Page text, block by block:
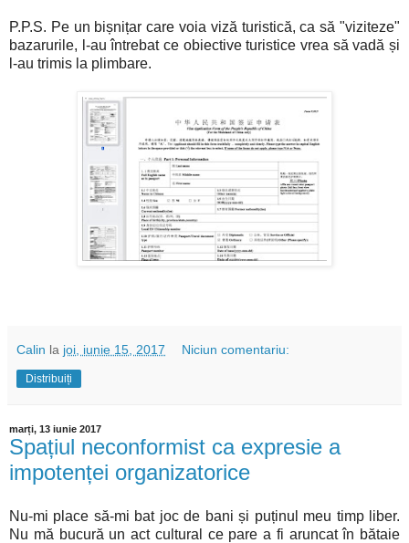
P.P.S. Pe un bișnițar care voia viză turistică, ca să "viziteze"
bazarurile, l-au întrebat ce obiective turistice vrea să vadă și
l-au trimis la plimbare.
Calin la joi, iunie 15, 2017 Niciun comentariu:
Distribuiți
marți, 13 iunie 2017
Spațiul neconformist ca expresie a
impotenței organizatorice
Nu-mi place să-mi bat joc de bani și puținul meu timp liber.
Nu mă bucură un act cultural ce pare a fi aruncat în bătaie